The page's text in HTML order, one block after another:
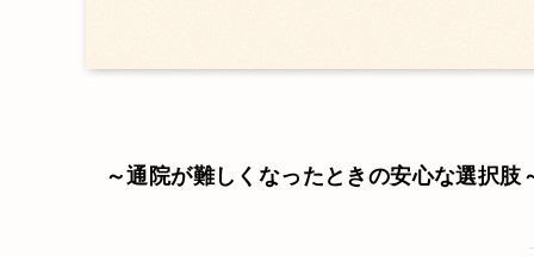
～通院が難しくなったときの安心な選択肢